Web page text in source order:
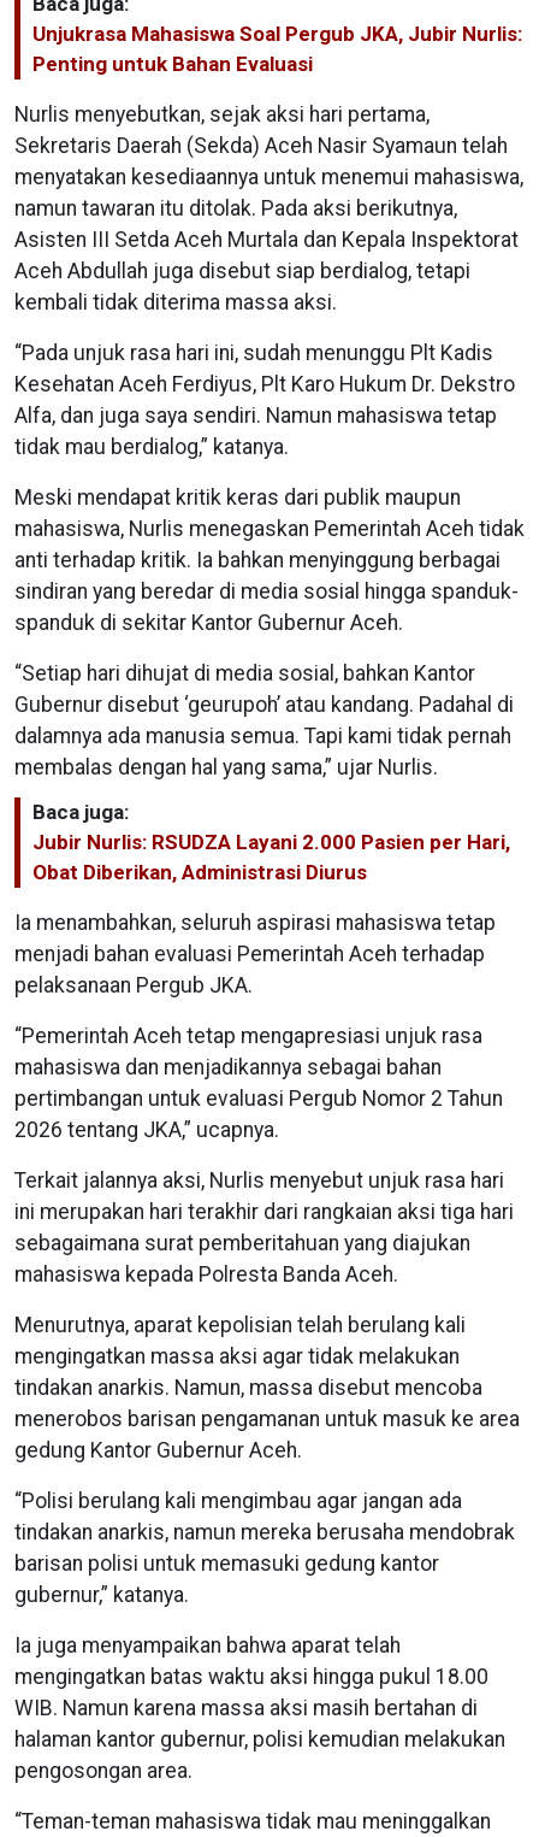
Unjukrasa Mahasiswa Soal Pergub JKA, Jubir Nurlis:
Penting untuk Bahan Evaluasi
Nurlis menyebutkan, sejak aksi hari pertama,
Sekretaris Daerah (Sekda) Aceh Nasir Syamaun telah
menyatakan kesediaannya untuk menemui mahasiswa,
namun tawaran itu ditolak. Pada aksi berikutnya,
Asisten III Setda Aceh Murtala dan Kepala Inspektorat
Aceh Abdullah juga disebut siap berdialog, tetapi
kembali tidak diterima massa aksi.
“Pada unjuk rasa hari ini, sudah menunggu Plt Kadis
Kesehatan Aceh Ferdiyus, Plt Karo Hukum Dr. Dekstro
Alfa, dan juga saya sendiri. Namun mahasiswa tetap
tidak mau berdialog,” katanya.
Meski mendapat kritik keras dari publik maupun
mahasiswa, Nurlis menegaskan Pemerintah Aceh tidak
anti terhadap kritik. Ia bahkan menyinggung berbagai
sindiran yang beredar di media sosial hingga spanduk-
spanduk di sekitar Kantor Gubernur Aceh.
“Setiap hari dihujat di media sosial, bahkan Kantor
Gubernur disebut ‘geurupoh’ atau kandang. Padahal di
dalamnya ada manusia semua. Tapi kami tidak pernah
membalas dengan hal yang sama,” ujar Nurlis.
Baca juga:
Jubir Nurlis: RSUDZA Layani 2.000 Pasien per Hari,
Obat Diberikan, Administrasi Diurus
Ia menambahkan, seluruh aspirasi mahasiswa tetap
menjadi bahan evaluasi Pemerintah Aceh terhadap
pelaksanaan Pergub JKA.
“Pemerintah Aceh tetap mengapresiasi unjuk rasa
mahasiswa dan menjadikannya sebagai bahan
pertimbangan untuk evaluasi Pergub Nomor 2 Tahun
2026 tentang JKA,” ucapnya.
Terkait jalannya aksi, Nurlis menyebut unjuk rasa hari
ini merupakan hari terakhir dari rangkaian aksi tiga hari
sebagaimana surat pemberitahuan yang diajukan
mahasiswa kepada Polresta Banda Aceh.
Menurutnya, aparat kepolisian telah berulang kali
mengingatkan massa aksi agar tidak melakukan
tindakan anarkis. Namun, massa disebut mencoba
menerobos barisan pengamanan untuk masuk ke area
gedung Kantor Gubernur Aceh.
“Polisi berulang kali mengimbau agar jangan ada
tindakan anarkis, namun mereka berusaha mendobrak
barisan polisi untuk memasuki gedung kantor
gubernur,” katanya.
Ia juga menyampaikan bahwa aparat telah
mengingatkan batas waktu aksi hingga pukul 18.00
WIB. Namun karena massa aksi masih bertahan di
halaman kantor gubernur, polisi kemudian melakukan
pengosongan area.
“Teman-teman mahasiswa tidak mau meninggalkan